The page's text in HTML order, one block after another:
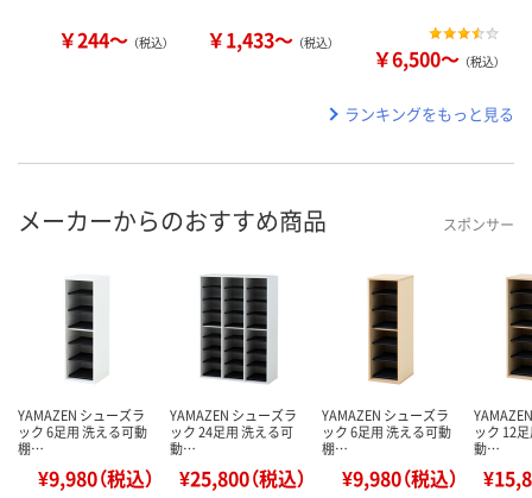
￥244～ （税込） ￥1,433～ （税込）
￥6,500～ （税込）
ランキングをもっと見る
メーカーからのおすすめ商品 スポンサー
YAMAZEN シューズラ
ック 6足用 洗える可動
棚…
¥9,980（税込）
YAMAZEN シューズラ
ック 24足用 洗える可
動…
¥25,800（税込）
YAMAZEN シューズラ
ック 6足用 洗える可動
棚…
¥9,980（税込）
ック 12
動…